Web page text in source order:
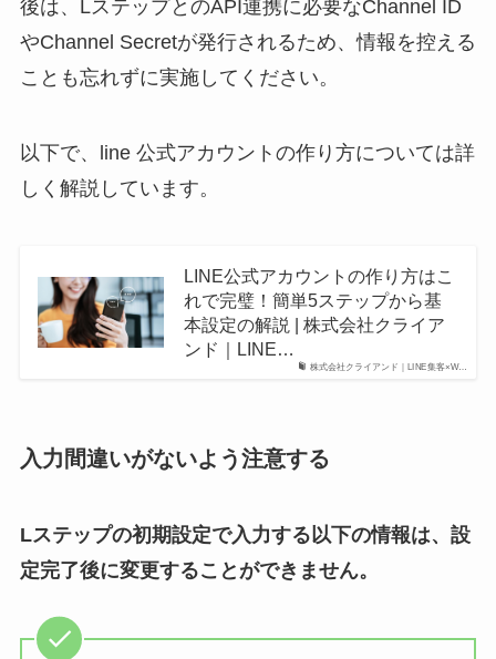
後は、LステップとのAPI連携に必要なChannel ID
やChannel Secretが発行されるため、情報を控える
ことも忘れずに実施してください。
以下で、line 公式アカウントの作り方については詳
しく解説しています。
株式会社クライアンド｜LINE集客×W…
LINE公式アカウントの作り方はこ
れで完璧！簡単5ステップから基
本設定の解説 | 株式会社クライア
ンド｜LINE…
入力間違いがないよう注意する
Lステップの初期設定で入力する以下の情報は、設
定完了後に変更することができません。